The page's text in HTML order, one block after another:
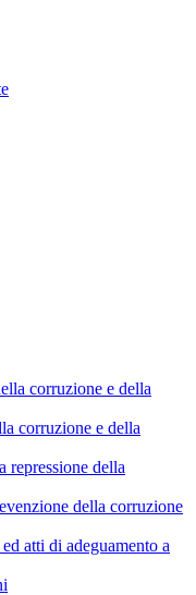
corruzione e della
corruzione e della
repressione della
della corruzione
atti di adeguamento a